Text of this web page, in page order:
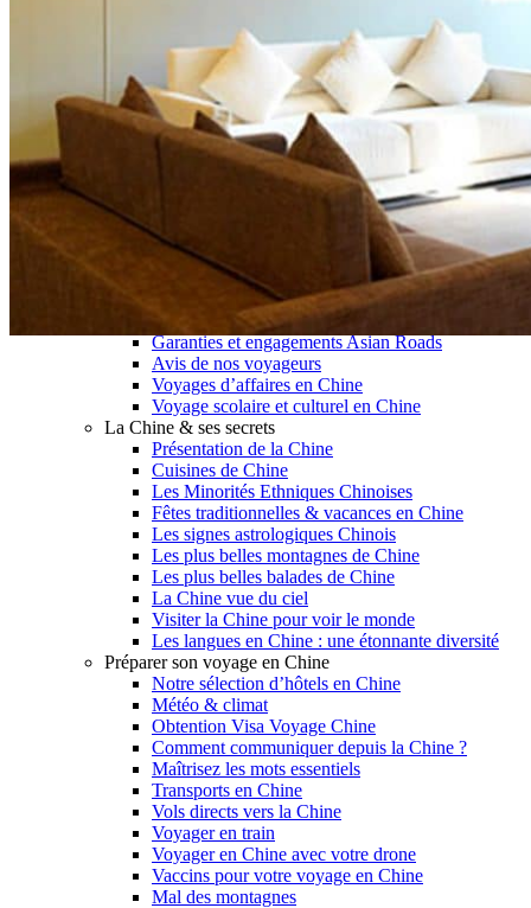
Culture & expériences
Nature et grands paysages
Famille et enfants
Trekking et aventure
Luxe et exception
Où et quand partir ?
Hiver
Infos pratiques
Notre agence en Chine
Réseau Asian Roads
Garanties et engagements Asian Roads
Avis de nos voyageurs
Voyages d’affaires en Chine
Voyage scolaire et culturel en Chine
La Chine & ses secrets
Présentation de la Chine
Cuisines de Chine
Les Minorités Ethniques Chinoises
Fêtes traditionnelles & vacances en Chine
Les signes astrologiques Chinois
Les plus belles montagnes de Chine
Les plus belles balades de Chine
La Chine vue du ciel
Visiter la Chine pour voir le monde
Les langues en Chine : une étonnante diversité
Préparer son voyage en Chine
Notre sélection d’hôtels en Chine
Météo & climat
Obtention Visa Voyage Chine
Comment communiquer depuis la Chine ?
Maîtrisez les mots essentiels
Transports en Chine
Vols directs vers la Chine
Voyager en train
Voyager en Chine avec votre drone
Vaccins pour votre voyage en Chine
Mal des montagnes